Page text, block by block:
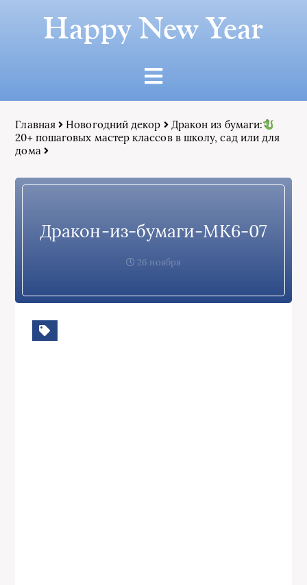
Happy New Year
Главная Новогодний декор
Дракон из бумаги:
20+ пошаговых мастер классов в школу, сад или для
дома
Дракон-из-бумаги-МК6-07
26 ноября